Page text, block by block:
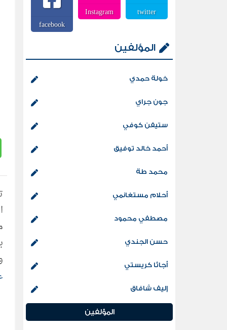
twitter
Instagram
facebook
المؤلفين
خولة حمدي
جون جراي
ستيفن كوفي
أحمد خالد توفيق
محمد طة
أحلام مستغانمي
مصطفي محمود
حسن الجندي
أجاثا كريستي
إليف شافاق
المؤلفين